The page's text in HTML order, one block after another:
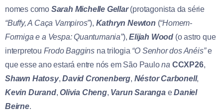
nomes como Sarah Michelle Gellar(protagonista da série
“Buffy, A Caça Vampiros”), Kathryn Newton (“Homem-
Formiga e a Vespa: Quantumania”),Elijah Wood (o astro que
interpretou Frodo Baggins na trilogia “O Senhor dos Anéis”e
que esse ano estará entre nós em São Paulona CCXP26,
Shawn Hatosy,David Cronenberg, Néstor Carbonell,
Kevin Durand,Olivia Cheng, Varun SarangaeDaniel
Beirne.